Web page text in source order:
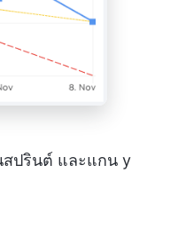
สปรินต์ และแกน y